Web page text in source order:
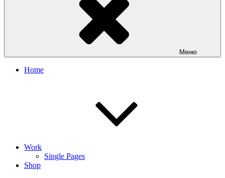
Меню
Home
Work
Single Pages
Shop